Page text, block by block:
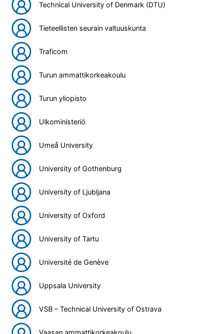
Technical University of Denmark (DTU)
Tieteellisten seurain valtuuskunta
Traficom
Turun ammattikorkeakoulu
Turun yliopisto
Ulkoministeriö
Umeå University
University of Gothenburg
University of Ljubljana
University of Oxford
University of Tartu
Université de Genève
Uppsala University
VSB – Technical University of Ostrava
Vaasan ammattikorkeakoulu